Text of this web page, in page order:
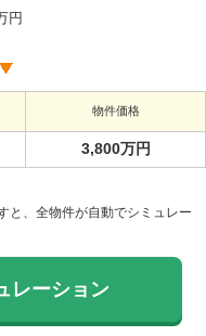
円
物件価格
3,800万円
と、全物件が自動でシミュレー
レーション